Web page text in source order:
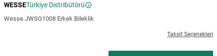
WESSETürkiye Distribütörü
Wesse JWSG1008 Erkek Bileklik
Taksit Seçenekleri